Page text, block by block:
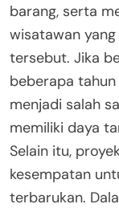
barang, serta
wisatawan
tersebut. Jika
beberapa
menjadi salah
memiliki daya
Selain itu,
kesempatan
terbarukan.